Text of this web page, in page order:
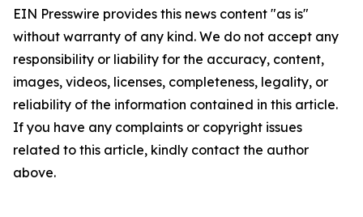
EIN Presswire provides this news content "as is"
without warranty of any kind. We do not accept any
responsibility or liability for the accuracy, content,
images, videos, licenses, completeness, legality, or
reliability of the information contained in this article.
If you have any complaints or copyright issues
related to this article, kindly contact the author
above.